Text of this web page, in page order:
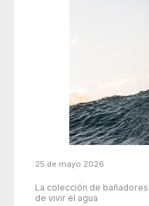
25 de mayo 2026
La colección de
de vivir el agua